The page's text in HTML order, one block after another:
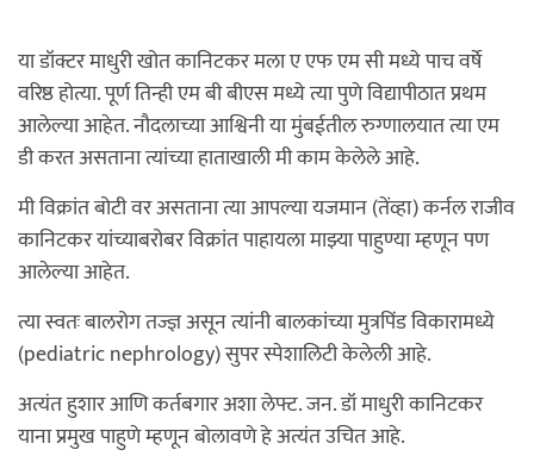
या डॉक्टर माधुरी खोत कानिटकर मला ए एफ एम सी मध्ये पाच वर्षे
वरिष्ठ होत्या. पूर्ण तिन्ही एम बी बीएस मध्ये त्या पुणे विद्यापीठात प्रथम
आलेल्या आहेत. नौदलाच्या आश्विनी या मुंबईतील रुग्णालयात त्या एम
डी करत असताना त्यांच्या हाताखाली मी काम केलेले आहे.
मी विक्रांत बोटी वर असताना त्या आपल्या यजमान (तेंव्हा) कर्नल राजीव
कानिटकर यांच्याबरोबर विक्रांत पाहायला माझ्या पाहुण्या म्हणून पण
आलेल्या आहेत.
त्या स्वतः बालरोग तज्ज्ञ असून त्यांनी बालकांच्या मुत्रपिंड विकारामध्ये
(pediatric nephrology) सुपर स्पेशालिटी केलेली आहे.
अत्यंत हुशार आणि कर्तबगार अशा लेफ्ट. जन. डॉ माधुरी कानिटकर
याना प्रमुख पाहुणे म्हणून बोलावणे हे अत्यंत उचित आहे.